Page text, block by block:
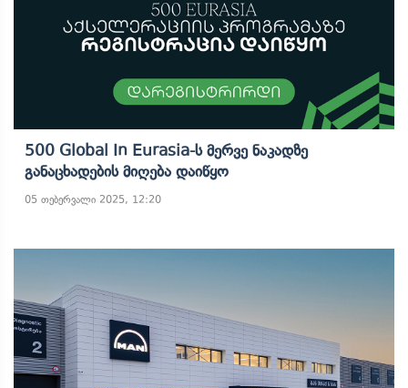
500 Global In Eurasia-Ს Მერვე Ნაკადზე
Განაცხადების Მიღება Დაიწყო
05 თებერვალი 2025, 12:20